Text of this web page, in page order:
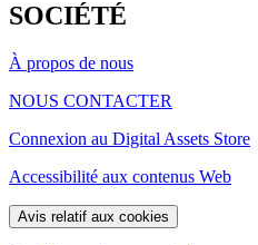
SOCIÉTÉ
À propos de nous
NOUS CONTACTER
Connexion au Digital Assets Store
Accessibilité aux contenus Web
Avis relatif aux cookies